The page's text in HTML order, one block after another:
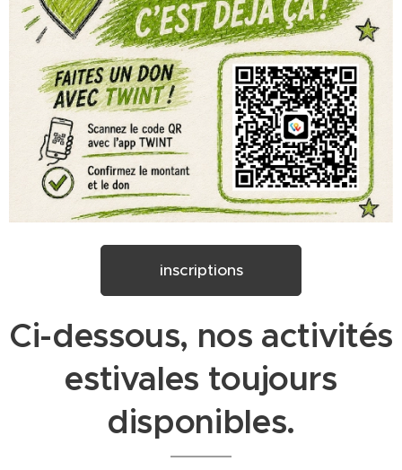
inscriptions
Ci-dessous, nos activités
estivales toujours
disponibles.